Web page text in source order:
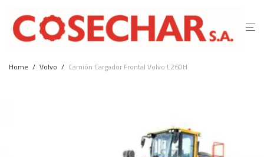
Home / Volvo / Camión Cargador Frontal Volvo L260H